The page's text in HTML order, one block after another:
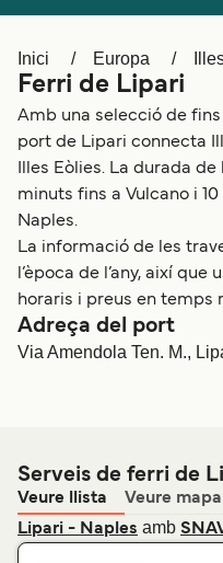
Україна
المغرب
Inici Europa
Ferri de Lipari
Amb una selecció de fins
port de Lipari connecta
Illes Eòlies. La durada
minuts fins a Vulcano i
Naples.
La informació de les
l’època de l’any, així
horaris i preus en temps
Adreça del port
Via Amendola Ten. M.,
Serveis de ferri de
Veure llista
Veure mapa
Lipari - Naples amb